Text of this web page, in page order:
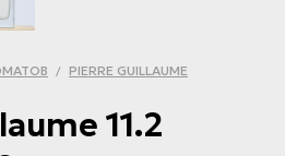
/ PIERRE GUILLAUME
11.2